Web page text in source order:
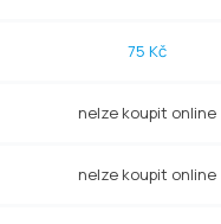
75 Kč
nelze koupit online
nelze koupit online